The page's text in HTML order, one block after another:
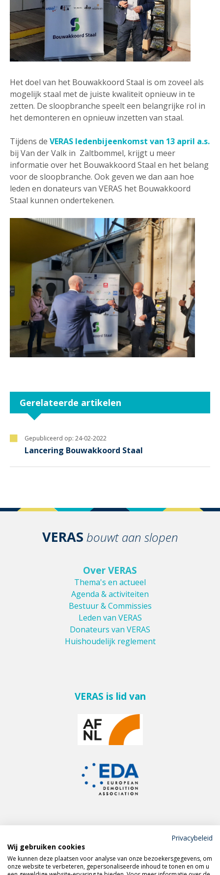
Het doel van het Bouwakkoord Staal is om zoveel als
mogelijk staal met de juiste kwaliteit opnieuw in te
zetten. De sloopbranche speelt een belangrijke rol in
het demonteren en opnieuw inzetten van staal.
Tijdens de VERAS ledenbijeenkomst van 13 april a.s.
bij Van der Valk in Zaltbommel, krijgt u meer
informatie over het Bouwakkoord Staal en het belang
voor de sloopbranche. Ook geven we dan aan hoe
leden en donateurs van VERAS het Bouwakkoord
Staal kunnen ondertekenen.
Gerelateerde artikelen
Gepubliceerd op: 24-02-2022
Lancering Bouwakkoord Staal
VERAS bouwt aan slopen
Over VERAS
Thema's en actueel
Agenda & activiteiten
Bestuur & Commissies
Leden van VERAS
Donateurs van VERAS
Huishoudelijk reglement
VERAS is lid van
Meld je aan voor de
VERAS nieuwsbrief
Privacybeleid
Wij gebruiken cookies
We kunnen deze plaatsen voor analyse van onze bezoekersgegevens, om
onze website te verbeteren, gepersonaliseerde inhoud te tonen en om u